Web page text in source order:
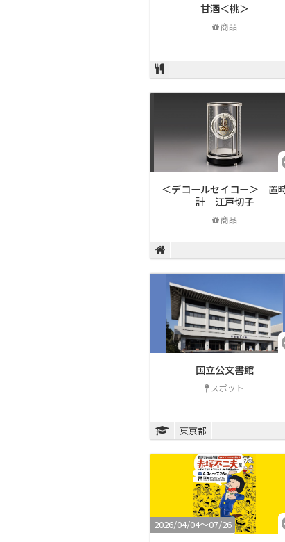
甘酒＜桃＞
商品
＜デコールセイコー＞ 置
計 江戸切子
商品
国立公文書館
スポット
東京都
2026/04/04〜07/26